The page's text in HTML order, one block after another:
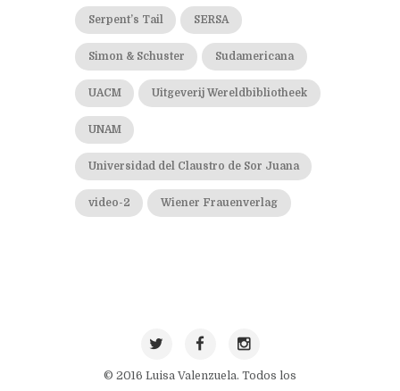
Serpent’s Tail SERSA
Simon & Schuster Sudamericana
UACM Uitgeverij Wereldbibliotheek
UNAM
Universidad del Claustro de Sor Juana
video-2 Wiener Frauenverlag
© 2016 Luisa Valenzuela. Todos los